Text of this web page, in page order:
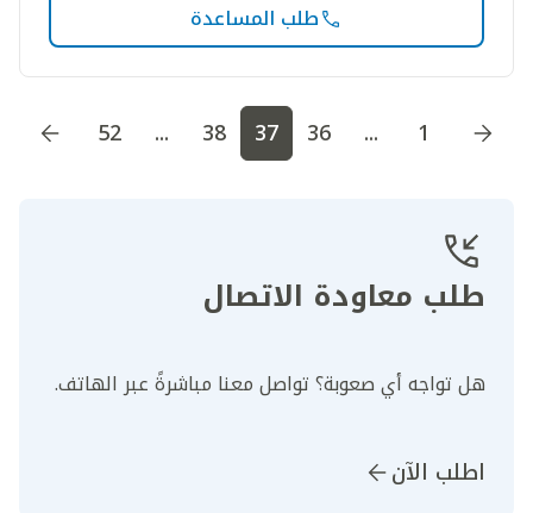
طلب المساعدة
اذهب إلى الصفحة 1اذهب إلى الصفحة اذهب إلى 1
...
36
37
38
...
52
طلب معاودة الاتصال
هل تواجه أي صعوبة؟ تواصل معنا مباشرةً عبر الهاتف.
اطلب الآن